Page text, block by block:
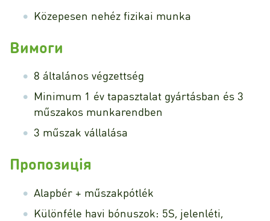
Közepesen nehéz fizikai munka
Вимоги
8 általános végzettség
Minimum 1 év tapasztalat gyártásban és 3
műszakos munkarendben
3 műszak vállalása
Пропозиція
Alapbér + műszakpótlék
Különféle havi bónuszok: 5S, jelenléti,